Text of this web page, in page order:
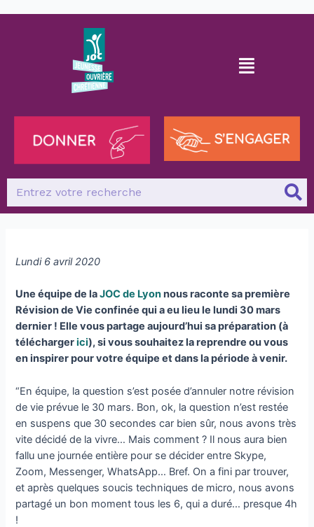
Lundi 6 avril 2020
Une équipe de laJOC de Lyonnous raconte sa première
Révision de Vie confinée qui a eu lieu le lundi 30 mars
dernier ! Elle vous partage aujourd’hui sa préparation (à
téléchargerici), si vous souhaitez la reprendre ou vous
en inspirer pour votre équipe et dans la période à venir.
“En équipe, la question s’est posée d’annuler notre révision
de vie prévue le 30 mars. Bon, ok, la question n’est restée
en suspens que 30 secondes car bien sûr, nous avons très
vite décidé de la vivre… Mais comment ? Il nous aura bien
fallu une journée entière pour se décider entre Skype,
Zoom, Messenger, WhatsApp… Bref. On a fini par trouver,
et après quelques soucis techniques de micro, nous avons
partagé un bon moment tous les 6, qui a duré… presque 4h
!